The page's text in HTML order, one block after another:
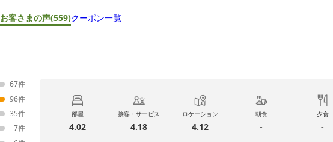
お客さまの声(559)クーポン一覧
67件
96件
35件
7件
部屋
4.02
接客・サービス
4.18
ロケーション
4.12
朝食
-
夕食
-